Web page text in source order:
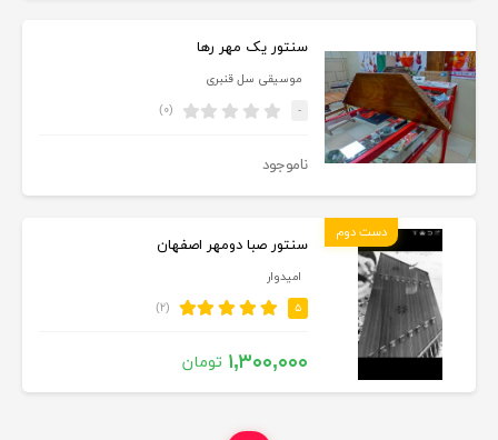
سنتور یک مهر رها
موسیقی سل قنبری
- (۰)
ناموجود
دست دوم
سنتور صبا دومهر اصفهان
امیدوار
۵ (۲)
۱,۳۰۰,۰۰۰ تومان